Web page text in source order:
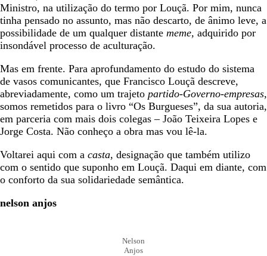
Ministro, na utilização do termo por Louçã. Por mim, nunca
tinha pensado no assunto, mas não descarto, de ânimo leve, a
possibilidade de um qualquer distante meme, adquirido por
insondável processo de aculturação.
Mas em frente. Para aprofundamento do estudo do sistema
de vasos comunicantes, que Francisco Louçã descreve,
abreviadamente, como um trajeto partido-Governo-empresas,
somos remetidos para o livro “Os Burgueses”, da sua autoria,
em parceria com mais dois colegas – João Teixeira Lopes e
Jorge Costa. Não conheço a obra mas vou lê-la.
Voltarei aqui com a casta, designação que também utilizo
com o sentido que suponho em Louçã. Daqui em diante, com
o conforto da sua solidariedade semântica.
nelson anjos
Nelson
Anjos